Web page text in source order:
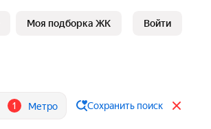
Моя подборка ЖК Войти
1 Метро Сохранить поиск